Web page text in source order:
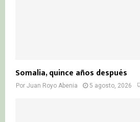
Somalia, quince años después
Por Juan Royo Abenia 5 agosto, 2026